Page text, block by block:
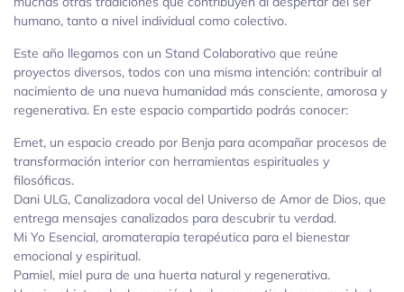
humano, tanto a nivel individual como colectivo.
Este año llegamos con un Stand Colaborativo que reúne
proyectos diversos, todos con una misma intención: contribuir al
nacimiento de una nueva humanidad más consciente, amorosa y
regenerativa. En este espacio compartido podrás conocer:
Emet, un espacio creado por Benja para acompañar procesos de
transformación interior con herramientas espirituales y
filosóficas.
Dani ULG, Canalizadora vocal del Universo de Amor de Dios, que
entrega mensajes canalizados para descubrir tu verdad.
Mi Yo Esencial, aromaterapia terapéutica para el bienestar
emocional y espiritual.
Pamiel, miel pura de una huerta natural y regenerativa.